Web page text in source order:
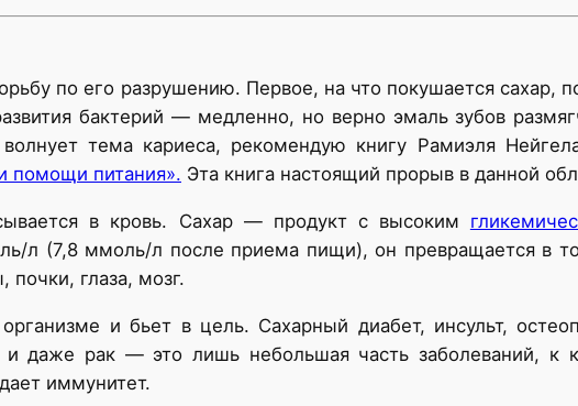
по его разрушению. Первое, на что покушается сахар,
бактерий — медленно, но верно эмаль зубов
тема кариеса, рекомендую книгу Рамиэля
помощи питания». Эта книга настоящий прорыв в данной
в кровь. Сахар — продукт с высоким
л (7,8 ммоль/л после приема пищи), он превращается в
глаза, мозг.
и бьет в цель. Сахарный диабет, инсульт,
и даже рак — это лишь небольшая часть заболеваний, к
иммунитет.